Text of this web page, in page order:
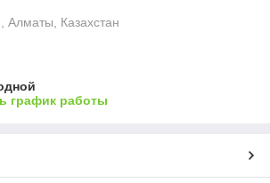
Алматы, Казахстан
график работы